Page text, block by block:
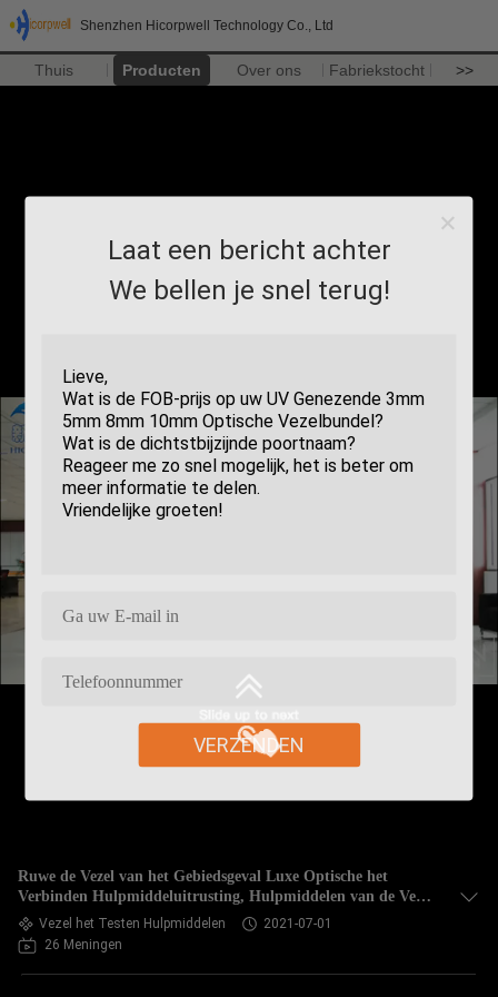
Shenzhen Hicorpwell Technology Co., Ltd
Thuis Producten Over ons Fabriekstocht >>
Laat een bericht achter
We bellen je snel terug!
VERZENDEN
Ruwe de Vezel van het Gebiedsgeval Luxe Optische het
Verbinden Hulpmiddeluitrusting, Hulpmiddelen van de Vezel
de Optische Installatie
Vezel het Testen Hulpmiddelen
2021-07-01
26 Meningen